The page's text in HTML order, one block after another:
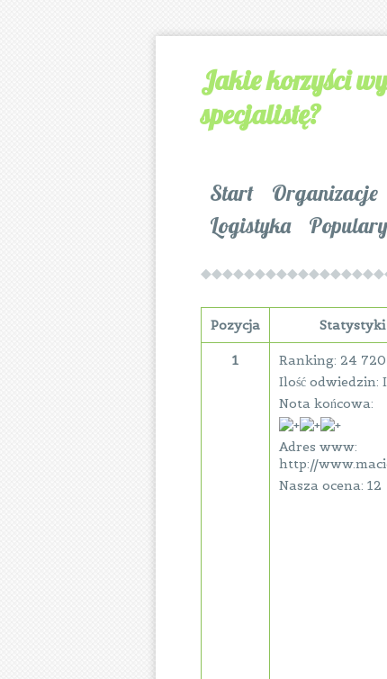
Jakie korzyści
specjalistę?
Start Organizacje
Logistyka
Pozycja Statystyki
1
Ranking: 24 720
Ilość odwiedzin:
Nota końcowa:
Adres www:
http://
Nasza ocena: 12